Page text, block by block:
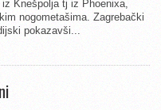
Knešpolja tj iz Phoenixa,
nogometašima. Zagrebački
pokazavši...